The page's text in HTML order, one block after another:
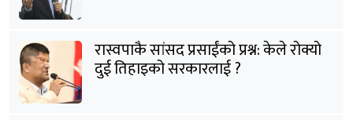
रास्वपाकै सांसद प्रसाईंको प्रश्न: केले रोक्यो
दुई तिहाइको सरकारलाई ?